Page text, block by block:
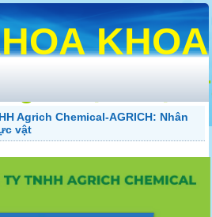
Thuận - Tận
Agrich Chemical-AGRICH: Nhân
vật